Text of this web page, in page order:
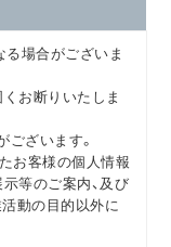
る場合がございま
くお断りいたしま
ございます。
お客様の個人情報
等のご案内、及び
動の目的以外に